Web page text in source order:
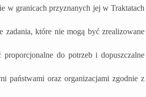
w granicach przyznanych jej w Traktatach
zadania, które nie mogą być zrealizowane
do potrzeb i dopuszczalne
państwami oraz organizacjami zgodnie z